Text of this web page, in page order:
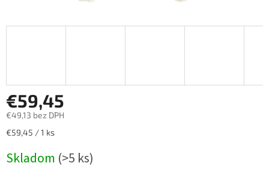
€59,45
€49,13 bez DPH
Jednotková
€59,45 / 1 ks
Skladom (>5 ks)